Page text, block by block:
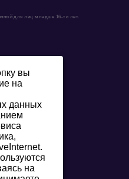
для лиц младше 16-ти лет.
вы
на
данных
на